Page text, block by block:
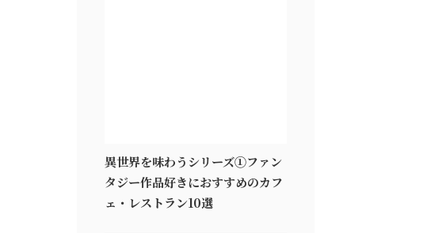
異世界を味わうシリーズ①ファン
タジー作品好きにおすすめのカフ
ェ・レストラン10選